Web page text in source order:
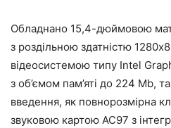
Обладнано 15,4-дюймовою
з роздільною здатністю
відеосистемою типу Intel
з об’ємом пам’яті до 224 Mb,
введення, як повнорозмірна
звуковою картою АС97 з